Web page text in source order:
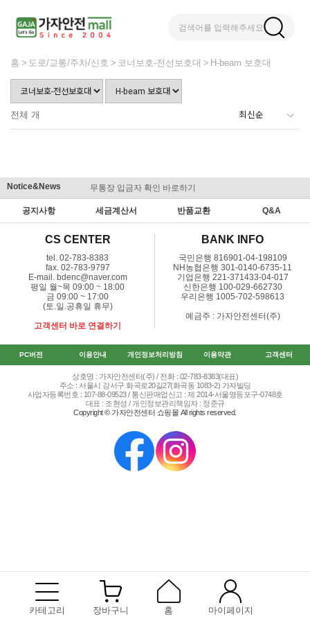
검색어를 입력해주세요
카테고리 장바구니 홈 마이페이지
홈 도로/교통/주차/신호 코너보호-전선보호대 H-beam 보호대
전체 개
Notice&News 무통장 입금자 확인 바로하기
공지사항 세금계산서 반품교환 Q&A
CS CENTER
tel. 02-783-8383
fax. 02-783-9797
E-mail. bdenc@naver.com
평일 월~목 09:00 ~ 18:00
금 09:00 ~ 17:00
(토.일.공휴일 휴무)
고객센터 바로 연결하기
BANK INFO
국민은행 816901-04-198109
NH농협은행 301-0140-6735-11
기업은행 221-371433-04-017
신한은행 100-029-662730
우리은행 1005-702-598613
예금주 : 가자안전센터(주)
PC버전 이용안내 개인정보처리방침 이용약관 고객센터
상호명 : 가자안전센터(주) / 전화 : 02-783-8383(대표)
주소 : 서울시 강서구 화곡로20길27(화곡동 1083-2) 가자빌딩
사업자등록번호 : 107-88-09523 / 통신판매업신고 : 제 2014-서울영등포구-0748호
대표 : 조현성 / 개인정보관리책임자 : 정준규
Copyright © 가자안전센터 쇼핑몰 All rights reserved.